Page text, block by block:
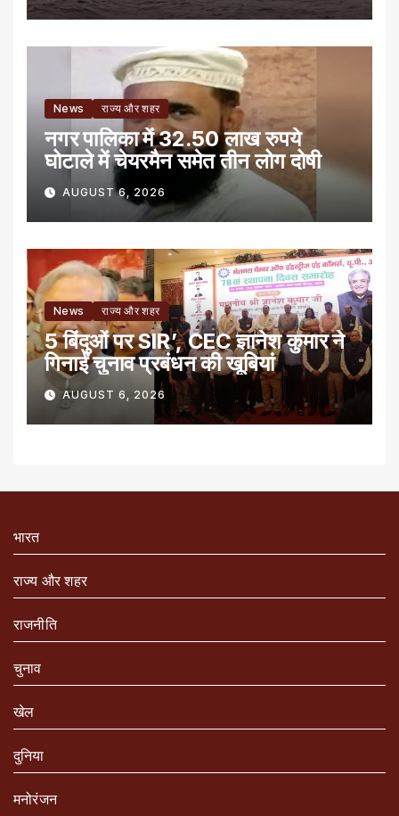
News राज्य और शहर
नगर पालिका में 32.50 लाख रुपये
घोटाले में चेयरमैन समेत तीन लोग दोषी
AUGUST 6, 2026
News राज्य और शहर
5 बिंदुओं पर SIR’, CEC ज्ञानेश कुमार ने
गिनाईं चुनाव प्रबंधन की खूबियां
AUGUST 6, 2026
भारत
राज्य और शहर
राजनीति
चुनाव
खेल
दुनिया
मनोरंजन